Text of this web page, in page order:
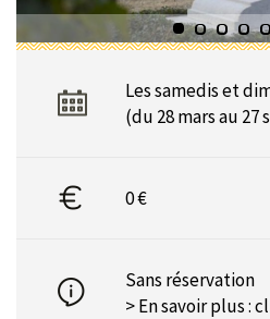
Les samedis et
(du 28 mars au 27
0 €
Sans réservation
> En savoir plus :